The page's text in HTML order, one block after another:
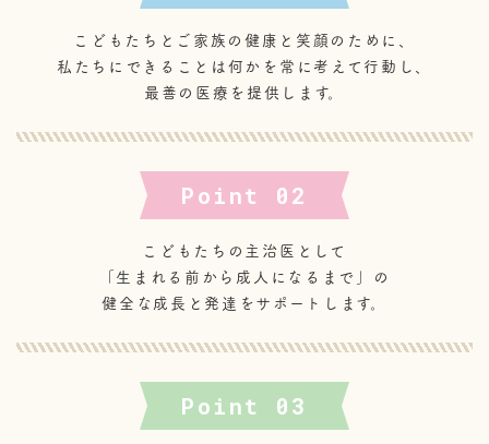
こどもたちとご家族の健康と笑顔のために、
私たちにできることは何かを常に考えて行動し、
最善の医療を提供します。
Point 02
こどもたちの主治医として
「生まれる前から成人になるまで」の
健全な成長と発達をサポートします。
Point 03